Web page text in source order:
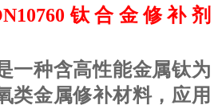
钛合金修补剂
一种含高性能金属钛为
类金属修补材料，应用